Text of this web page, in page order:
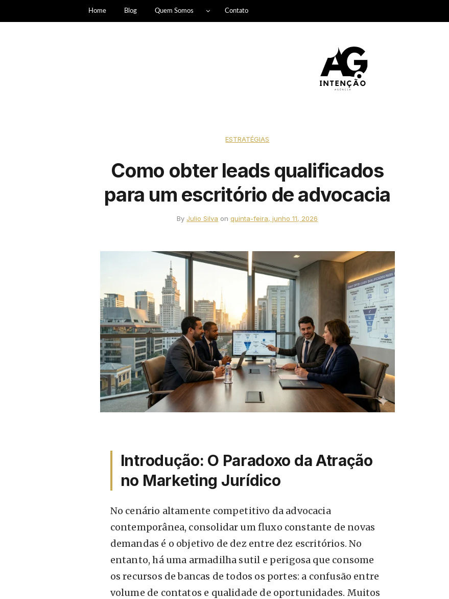
Home Blog Quem Somos Contato
ESTRATÉGIAS
Como obter leads qualificados
para um escritório de advocacia
By Julio Silva onquinta-feira, junho 11, 2026
Introdução: O Paradoxo da Atração
no Marketing Jurídico
No cenário altamente competitivo da advocacia
contemporânea, consolidar um fluxo constante de novas
demandas é o objetivo de dez entre dez escritórios. No
entanto, há uma armadilha sutil e perigosa que consome
os recursos de bancas de todos os portes: a confusão entre
volume de contatos e qualidade de oportunidades. Muitos